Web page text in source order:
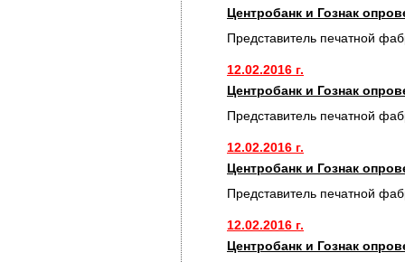
Центробанк и Гознак
Представитель печатной
12.02.2016 г.
Центробанк и Гознак
Представитель печатной
12.02.2016 г.
Центробанк и Гознак
Представитель печатной
12.02.2016 г.
Центробанк и Гознак